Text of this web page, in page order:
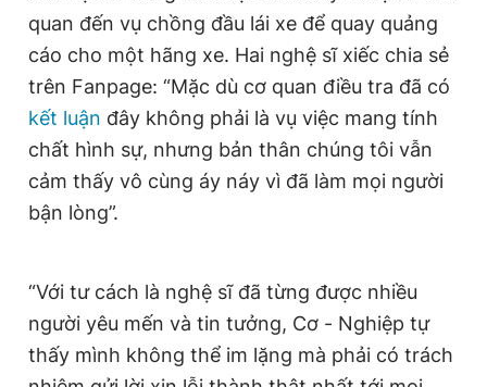
Hotline
0906 645 777
Liên hệ quảng cáo
0908 780 404
Đặt báo Quảng cáo RSS Tòa soạn Chính sách bảo
Tổng biên tập: Nguyễn Ngọc Toàn
Phó tổng biên tập thường trực: Hải Thành
Phó tổng biên tập: Lâm Hiếu Dũng
Phó tổng biên tập: Trần Việt Hưng
Tổng thư ký tòa soạn: Đức Trung
chép dưới mọi hình thức nếu không có sự chấp thuận bằng văn
bản. Phát triển bởi ePi Technologies, JSC.
quan đến vụ chồng đầu lái xe để quay quảng
cáo cho một hãng xe. Hai nghệ sĩ xiếc chia sẻ
trên Fanpage: “Mặc dù cơ quan điều tra đã có
kết luận đây không phải là vụ việc mang tính
chất hình sự, nhưng bản thân chúng tôi vẫn
cảm thấy vô cùng áy náy vì đã làm mọi người
bận lòng”.
“Với tư cách là nghệ sĩ đã từng được nhiều
người yêu mến và tin tưởng, Cơ - Nghiệp tự
thấy mình không thể im lặng mà phải có trách